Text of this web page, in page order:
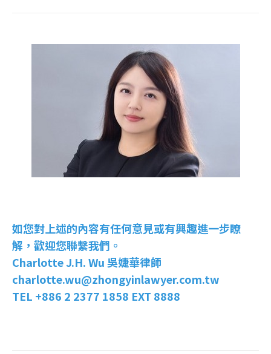
如您對上述的內容有任何意見或有興趣進一步瞭
解，歡迎您聯繫我們。
Charlotte J.H. Wu 吳婕華律師
charlotte.wu@zhongyinlawyer.com.tw
TEL +886 2 2377 1858 EXT 8888